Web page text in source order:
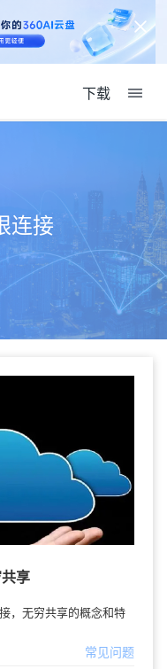
下载
连接
享
，无穷共享的概念和特
常见问题